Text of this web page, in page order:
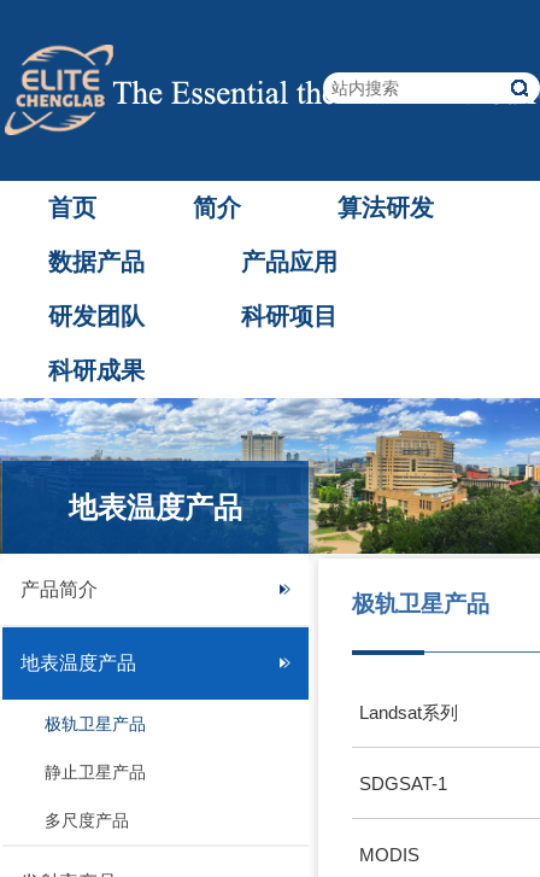
首页 简介 算法研发
数据产品 产品应用
研发团队 科研项目
科研成果
地表温度产品
产品简介
地表温度产品
极轨卫星产品
静止卫星产品
多尺度产品
极轨卫星产品
Landsat系列
SDGSAT-1
MODIS